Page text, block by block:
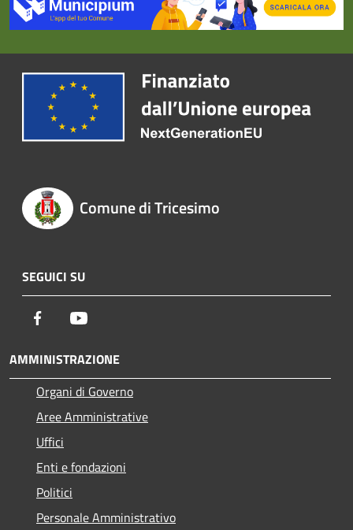
Comune di Tricesimo
SEGUICI SU
Facebook
AMMINISTRAZIONE
Organi di Governo
Aree Amministrative
Uffici
Enti e fondazioni
Politici
Personale Amministrativo